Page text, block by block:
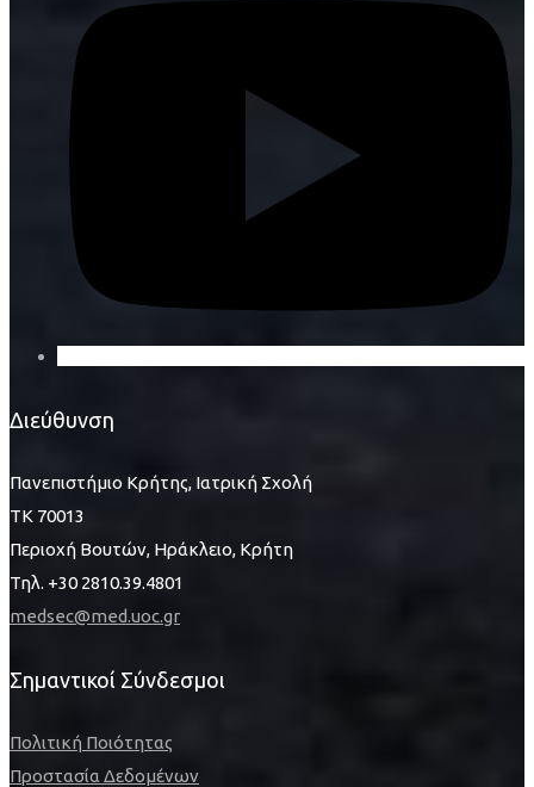
Διεύθυνση
Πανεπιστήμιο Κρήτης, Ιατρική Σχολή
ΤΚ 70013
Περιοχή Βουτών, Ηράκλειο, Κρήτη
Τηλ. +30 2810.39.4801
medsec@med.uoc.gr
Σημαντικοί Σύνδεσμοι
Πολιτική Ποιότητας
Προστασία Δεδομένων